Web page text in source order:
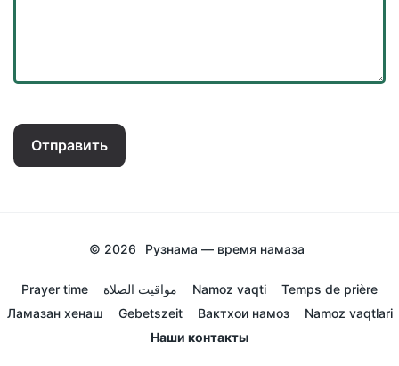
Отправить
© 2026 Рузнама — время намаза
Prayer time مواقيت الصلاة Namoz vaqti
Temps de prière
Ламазан хенаш
Gebetszeit Вактхои намоз
Namoz vaqtlari
Наши контакты